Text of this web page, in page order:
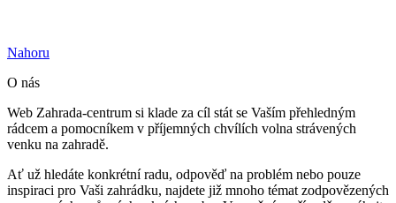
Nahoru
O nás
Web Zahrada-centrum si klade za cíl stát se Vaším přehledným
rádcem a pomocníkem v příjemných chvílích volna strávených
venku na zahradě.
Ať už hledáte konkrétní radu, odpověď na problém nebo pouze
inspiraci pro Vaši zahrádku, najdete již mnoho témat zodpovězených